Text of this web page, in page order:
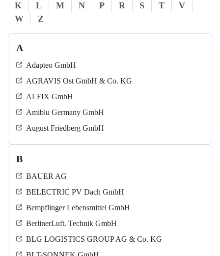
K
L M N P R S T
V
W
Z
A
Adapteo GmbH
AGRAVIS Ost GmbH & Co. KG
ALFIX GmbH
Amiblu Germany GmbH
August Friedberg GmbH
B
BAUER AG
BELECTRIC PV Dach GmbH
Bempflinger Lebensmittel GmbH
BerlinerLuft. Technik GmbH
BLG LOGISTICS GROUP AG & Co. KG